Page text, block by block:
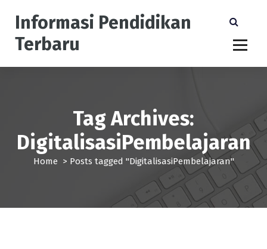
Informasi Pendidikan
Terbaru
Tag Archives:
DigitalisasiPembelajaran
Home > Posts tagged "DigitalisasiPembelajaran"